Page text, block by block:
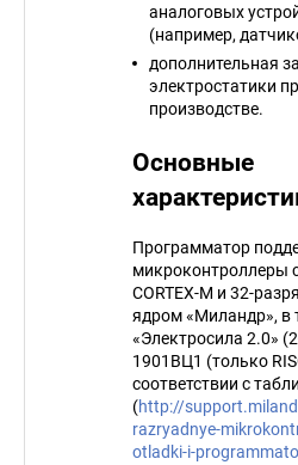
аналоговых
(например,
дополнительная
электростатики
производстве.
Основные
Программатор
микроконтроллеры
CORTEX-M и 32-
ядром «Миландр»,
«Электросила 2.0»
1901ВЦ1 (только
соответствии с
(http://
razryadnye-
otladki-i-